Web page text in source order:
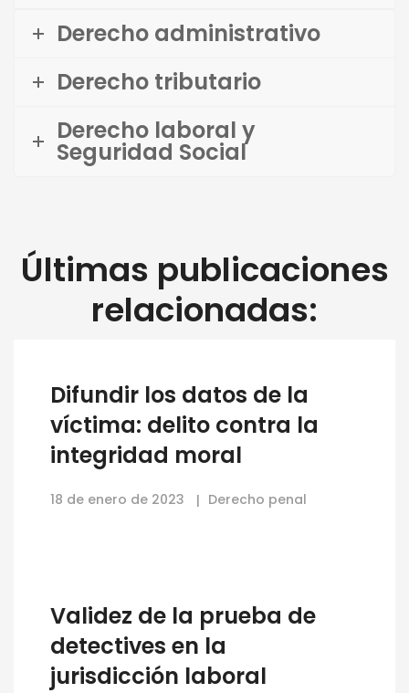
Derecho administrativo
Derecho tributario
Derecho laboral y
Seguridad Social
Últimas publicaciones
relacionadas:
Difundir los datos de la
víctima: delito contra la
integridad moral
18 de enero de 2023 Derecho penal
Validez de la prueba de
detectives en la
jurisdicción laboral